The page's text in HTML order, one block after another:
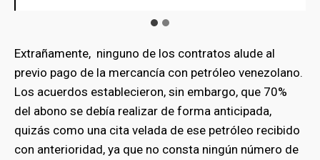
Extrañamente, ninguno de los contratos alude al
previo pago de la mercancía con petróleo venezolano.
Los acuerdos establecieron, sin embargo, que 70%
del abono se debía realizar de forma anticipada,
quizás como una cita velada de ese petróleo recibido
con anterioridad, ya que no consta ningún número de